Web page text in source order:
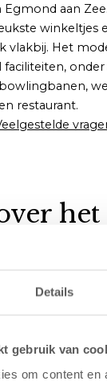
Details
gebruik van
om content en
Egmond aan
winkeltjes
vlakbij. Het
restaurant.
het
kan ik mijn
en